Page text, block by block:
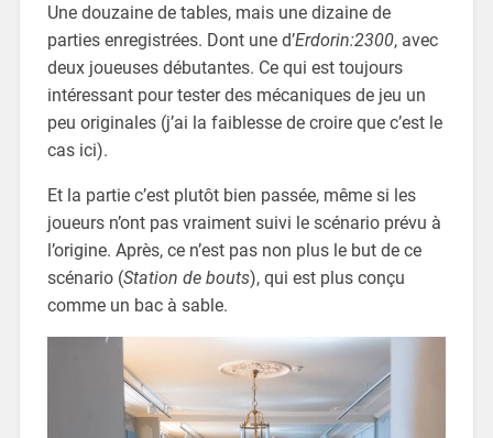
Une douzaine de tables, mais une dizaine de
parties enregistrées. Dont une d’Erdorin:2300, avec
deux joueuses débutantes. Ce qui est toujours
intéressant pour tester des mécaniques de jeu un
peu originales (j’ai la faiblesse de croire que c’est le
cas ici).
Et la partie c’est plutôt bien passée, même si les
joueurs n’ont pas vraiment suivi le scénario prévu à
l’origine. Après, ce n’est pas non plus le but de ce
scénario (Station de bouts), qui est plus conçu
comme un bac à sable.